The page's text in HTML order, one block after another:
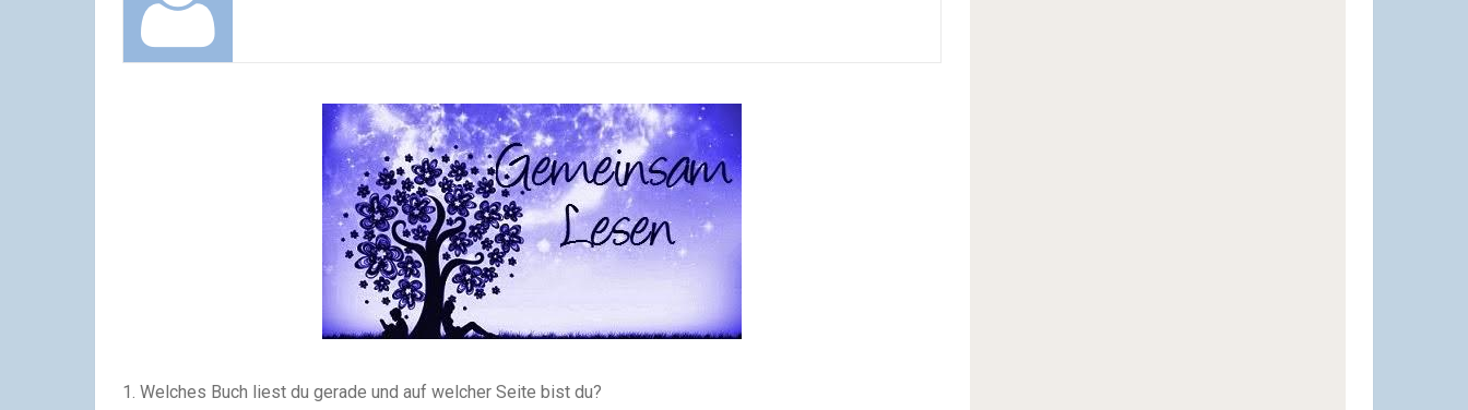
1. Welches Buch liest du gerade und auf welcher Seite bist du?